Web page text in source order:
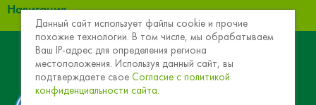
Навигация
© 2013 - 2026 Эковер. Базальтовая теплоизоляция и
звукоизоляция
Данный сайт использует файлы cookie и прочие
похожие технологии. В том числе, мы обрабатываем
Ваш IP-адрес для определения региона
местоположения. Используя данный сайт, вы
подтверждаете свое Согласие с политикой
конфиденциальности сайта.